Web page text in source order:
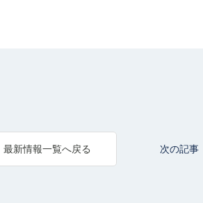
最新情報一覧へ戻る 次の記事